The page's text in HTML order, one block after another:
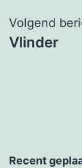
Volgend
Vlinder
Recent